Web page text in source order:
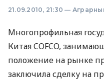
21.09.2010, 21:30 —
Многопрофильная
Китая COFCO,
положение на рынке
заключила сделку на